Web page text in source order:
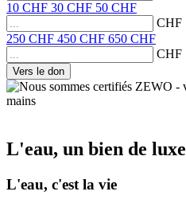
10 CHF 30 CHF 50 CHF
CHF
250 CHF 450 CHF 650 CHF
CHF
Vers le don
L'eau, un bien de luxe
L'eau, c'est la vie